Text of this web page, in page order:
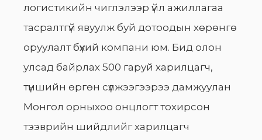
логистикийн чиглэлээр үйл ажиллагаа
тасралтгүй явуулж буй дотоодын хөрөнгө
оруулалт бүхий компани юм. Бид олон
улсад байрлах 500 гаруй харилцагч,
түншийн өргөн сүлжээгээрээ дамжуулан
Монгол орныхоо онцлогт тохирсон
тээврийн шийдлийг харилцагч